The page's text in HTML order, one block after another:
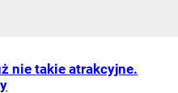
nie takie atrakcyjne.